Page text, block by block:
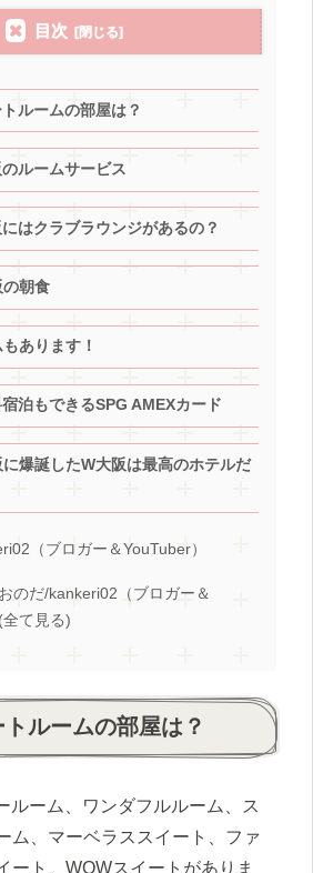
目次
ルームの部屋は？
ルームサービス
はクラブラウンジがあるの？
の朝食
あります！
泊もできるSPG AMEXカード
に爆誕したW大阪は最高のホテルだ
（ブロガー＆YouTuber）
のだ/kankeri02（ブロガー＆
て見る)
ルームの部屋は？
ルーム、ワンダフルルーム、ス
ム、マーベラススイート、ファ
ート、WOWスイートがありま